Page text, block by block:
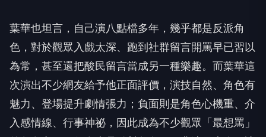
為常，甚至還把酸民留言當成另一種樂趣。而葉華這
次演出不少網友給予他正面評價，演技自然、角色有
魅力、登場提升劇情張力；負面則是角色心機重、介
入感情線、行事神祕，因此成為不少觀眾「最想罵」
的角色之一，但多半是針對角色，而非演員本人，讓
觀眾又愛又恨。